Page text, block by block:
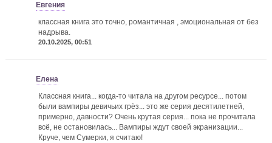
Евгения
классная книга это точно, романтичная , эмоциональная от без
надрыва.
20.10.2025, 00:51
Елена
Классная книга... когда-то читала на другом ресурсе... потом
были вампиры девичьих грёз... это же серия десятилетней,
примерно, давности? Очень крутая серия... пока не прочитала
всё, не остановилась... Вампиры ждут своей экранизации...
Круче, чем Сумерки, я считаю!